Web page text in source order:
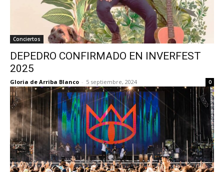
Conciertos
DEPEDRO CONFIRMADO EN INVERFEST
2025
Gloria de Arriba Blanco - 5 septiembre, 2024 0